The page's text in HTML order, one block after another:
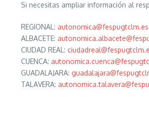
Si necesitas ampliar información al
REGIONAL: autonomica@fespugtclm.es
ALBACETE:
CIUDAD REAL:
CUENCA:
GUADALAJARA:
TALAVERA: